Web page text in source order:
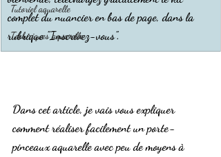
Tutoriel aquarelle
Techniques aquarelle
complet du nuancier en bas de page, dans la
rubrique "Inscrivez-vous".
Dans cet article, je vais vous expliquer
comment réaliser facilement un porte-
pinceaux aquarelle avec peu de moyens à